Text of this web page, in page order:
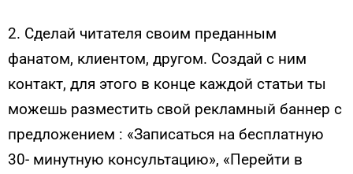
2. Сделай читателя своим преданным
фанатом, клиентом, другом. Создай с ним
контакт, для этого в конце каждой статьи ты
можешь разместить свой рекламный баннер с
предложением : «Записаться на бесплатную
30- минутную консультацию», «Перейти в